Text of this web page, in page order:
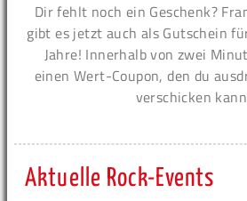
Dir fehlt noch ein Geschenk?
gibt es jetzt auch als Gutschein
Jahre! Innerhalb von zwei
einen Wert-Coupon, den du
verschicken
Aktuelle Rock-Events